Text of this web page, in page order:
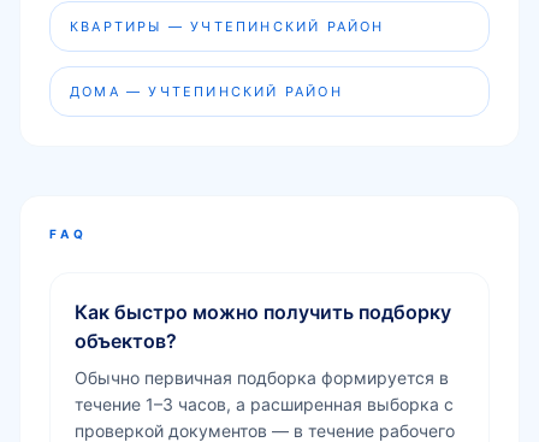
КВАРТИРЫ — УЧТЕПИНСКИЙ РАЙОН
ДОМА — УЧТЕПИНСКИЙ РАЙОН
FAQ
Как быстро можно получить подборку
объектов?
Обычно первичная подборка формируется в
течение 1–3 часов, а расширенная выборка с
проверкой документов — в течение рабочего